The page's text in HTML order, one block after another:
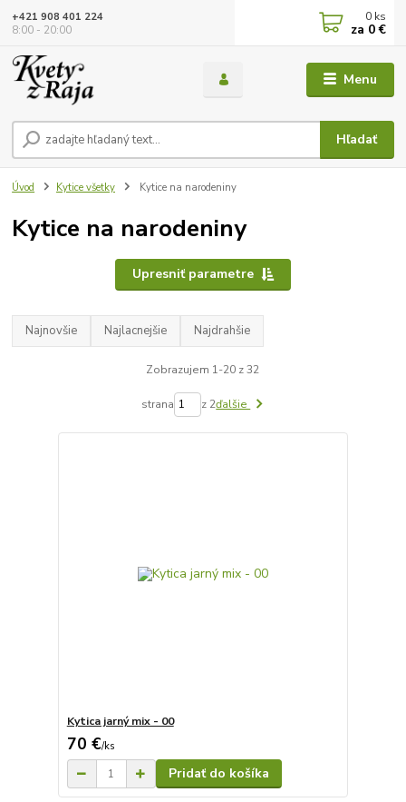
Menu
Hľadať
+421 908 401 224
8:00 - 20:00
0 ks
za 0 €
Úvod Kytice všetky Kytice na narodeniny
Kytice na narodeniny
Upresniť parametre
Najnovšie Najlacnejšie Najdrahšie
Zobrazujem 1-20 z 32
strana z 2ďalšie
Kytica jarný mix - 00
70 €/ks
Pridať do košíka